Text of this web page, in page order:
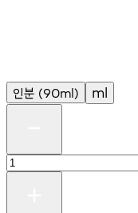
인분 (90ml) ml